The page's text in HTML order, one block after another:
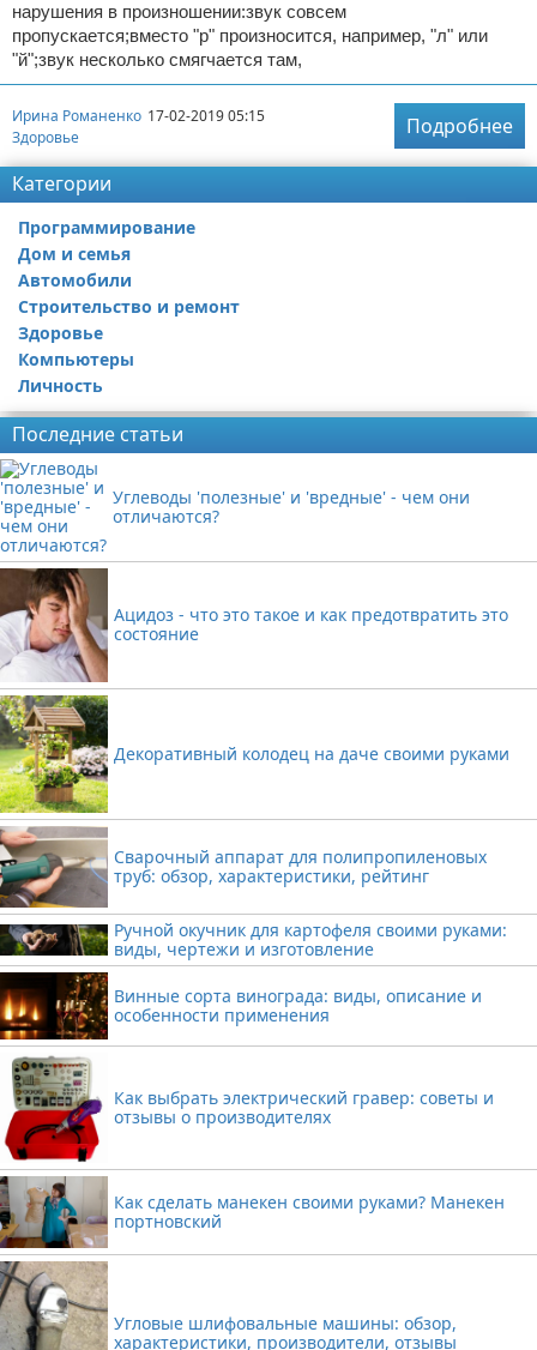
нарушения в произношении:звук совсем
пропускается;вместо "р" произносится, например, "л" или
"й";звук несколько смягчается там,
Ирина Романенко 17-02-2019 05:15
Здоровье
Подробнее
Категории
Программирование
Дом и семья
Автомобили
Строительство и ремонт
Здоровье
Компьютеры
Личность
Последние статьи
Углеводы 'полезные' и 'вредные' - чем они
отличаются?
Ацидоз - что это такое и как предотвратить это
состояние
Декоративный колодец на даче своими руками
Сварочный аппарат для полипропиленовых
труб: обзор, характеристики, рейтинг
Ручной окучник для картофеля своими руками:
виды, чертежи и изготовление
Винные сорта винограда: виды, описание и
особенности применения
Как выбрать электрический гравер: советы и
отзывы о производителях
Как сделать манекен своими руками? Манекен
портновский
Угловые шлифовальные машины: обзор,
характеристики, производители, отзывы